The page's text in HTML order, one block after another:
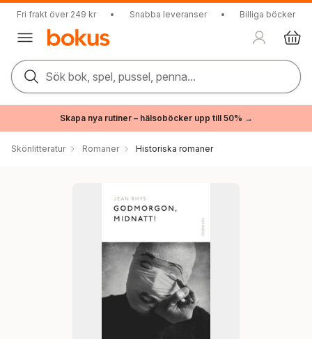
Fri frakt över 249 kr • Snabba leveranser • Billiga böcker
Sök bok, spel, pussel, penna...
Skapa nya rutiner – hälsoböcker upp till 50% →
Skönlitteratur Romaner Historiska romaner